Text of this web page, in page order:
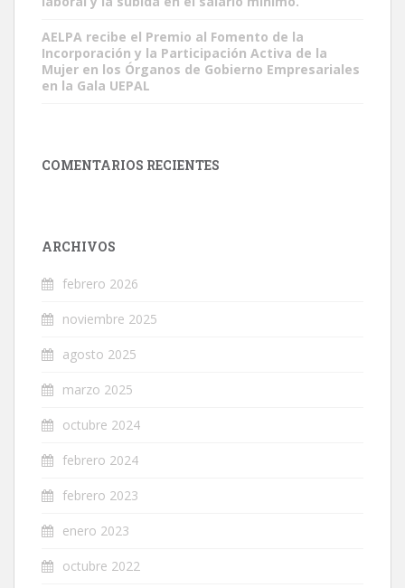
AELPA recibe el Premio al Fomento de la
Incorporación y la Participación Activa de la
Mujer en los Órganos de Gobierno Empresariales
en la Gala UEPAL
COMENTARIOS RECIENTES
ARCHIVOS
febrero 2026
noviembre 2025
agosto 2025
marzo 2025
octubre 2024
febrero 2024
febrero 2023
enero 2023
octubre 2022